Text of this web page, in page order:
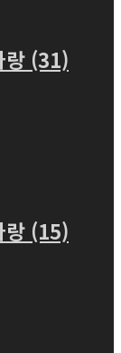
랑 (31)
랑 (15)